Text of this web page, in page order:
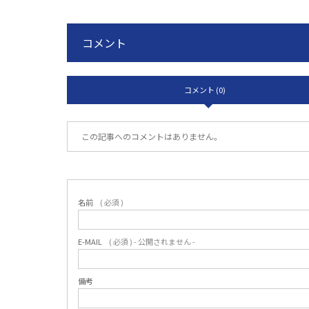
コメント
コメント (0)
この記事へのコメントはありません。
名前 ( 必須 )
E-MAIL ( 必須 ) - 公開されません -
備考